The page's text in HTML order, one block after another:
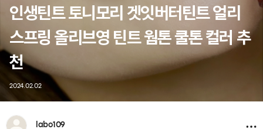
인생틴트 토니모리 겟잇버터틴트 얼리
스프링 올리브영 틴트 웜톤 쿨톤 컬러 추
천
2024.02.02
labo109